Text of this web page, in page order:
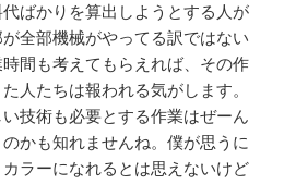
ばかりを算出しようとする人が
全部機械がやってる訳ではない
間も考えてもらえれば、その作
人たちは報われる気がします。
技術も必要とする作業はぜーん
かも知れませんね。僕が思うに
ラーになれるとは思えないけど